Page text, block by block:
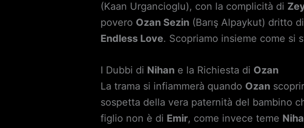
(Kaan Urgancioglu), con la complicità di
povero Ozan Sezin (Barış Alpaykut) dritto
Endless Love. Scopriamo insieme come si
I Dubbi di Nihan e la Richiesta di Ozan
La trama si infiammerà quando Ozan
sospetta della vera paternità del bambino
figlio non è di Emir, come invece teme